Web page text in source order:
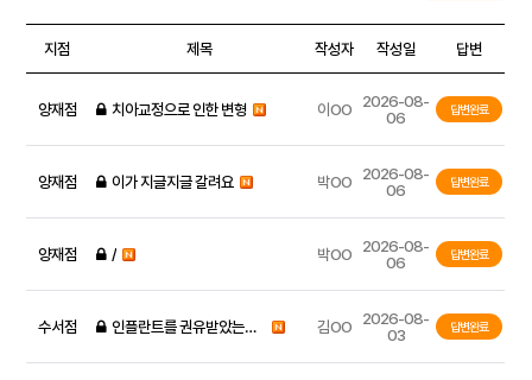
지점 제목 작성자 작성일 답변
양재점 치아교정으로 인한 변형 이OO
2026-08-
06
답변완료
양재점 이가 지글지글 갈려요 박OO
2026-08-
06
답변완료
양재점 / 박OO
2026-08-
06
답변완료
수서점 인플란트를 권유받았는데 안하는방법 ,, 김OO
2026-08-
03
답변완료